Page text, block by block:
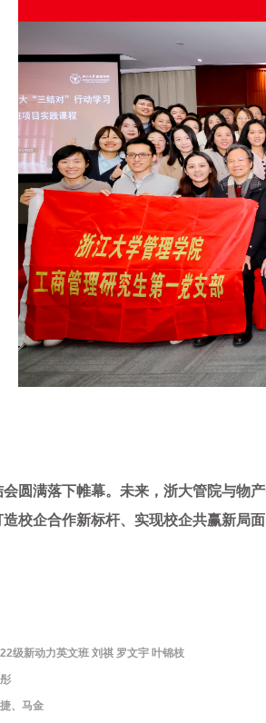
圆满落下帷幕。未来，浙大管院与物
造校企合作新标杆、实现校企共赢新局
级新动力英文班 刘祺 罗文宇 叶锦枝
、马金